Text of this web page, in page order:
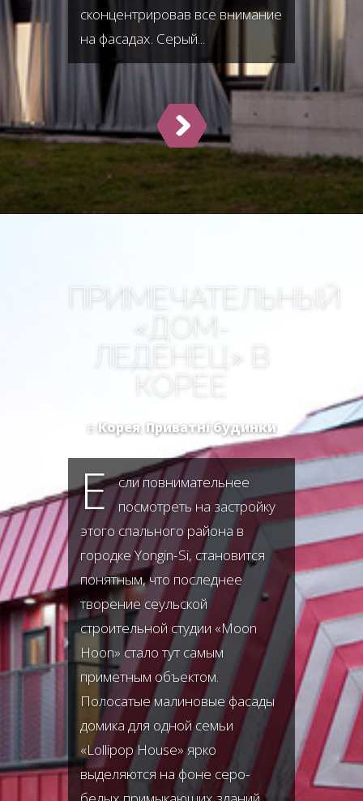
сконцентрировав все внимание
на фасадах. Серый...
ПРИМЕЧАТЕЛЬНЫЙ
«ДОМ-
ЛЕДЕНЕЦ» В
КОРЕЕ
вКорея,Приватні будинки
Е
сли повнимательнее
посмотреть на застройку
этого спального района в
городке Yongin-Si, становится
понятным, что последнее
творение сеульской
строительной студии «Moon
Hoon» стало тут самым
приметным объектом.
Полосатые малиновые фасады
домика для одной семьи
«Lollipop House» ярко
выделяются на фоне серо-